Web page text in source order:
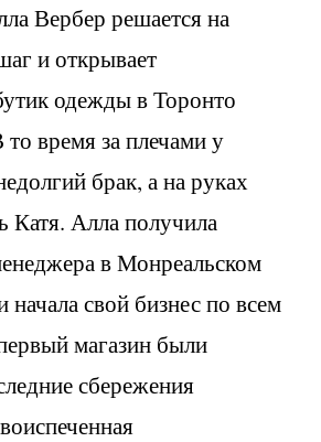
Вербер решается на
и открывает
одежды в Торонто
время за плечами у
брак, а на руках
Катя. Алла получила
в Монреальском
начала свой бизнес по всем
магазин были
сбережения